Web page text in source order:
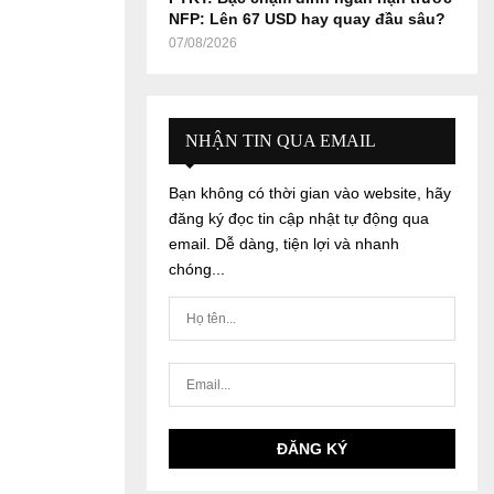
NFP: Lên 67 USD hay quay đầu sâu?
07/08/2026
NHẬN TIN QUA EMAIL
Bạn không có thời gian vào website, hãy
đăng ký đọc tin cập nhật tự động qua
email. Dễ dàng, tiện lợi và nhanh
chóng...